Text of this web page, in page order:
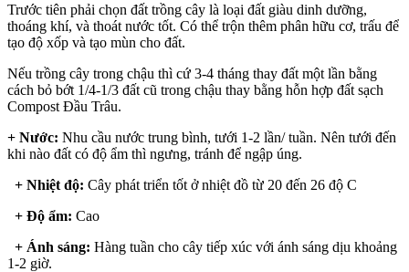
Trước tiên phải chọn đất trồng cây là loại đất giàu dinh dưỡng,
thoáng khí, và thoát nước tốt. Có thể trộn thêm phân hữu cơ, trấu để
tạo độ xốp và tạo mùn cho đất.
Nếu trồng cây trong chậu thì cứ 3-4 tháng thay đất một lần bằng
cách bỏ bớt 1/4-1/3 đất cũ trong chậu thay bằng hỗn hợp đất sạch
Compost Đầu Trâu.
+ Nước: Nhu cầu nước trung bình, tưới 1-2 lần/ tuần. Nên tưới đến
khi nào đất có độ ẩm thì ngưng, tránh để ngập úng.
+ Nhiệt độ: Cây phát triển tốt ở nhiệt đồ từ 20 đến 26 độ C
+ Độ ẩm: Cao
+ Ánh sáng: Hàng tuần cho cây tiếp xúc với ánh sáng dịu khoảng
1-2 giờ.